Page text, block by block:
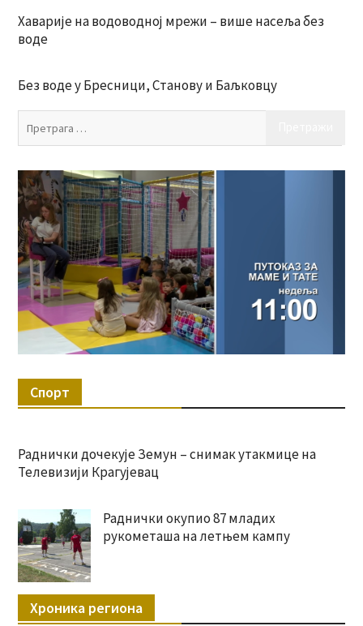
Хаварије на водоводној мрежи – више насеља без
воде
Без воде у Бресници, Станову и Баљковцу
Спорт
Раднички дочекује Земун – снимак утакмице на
Телевизији Крагујевац
Раднички окупио 87 младих
рукометаша на летњем кампу
Хроника региона